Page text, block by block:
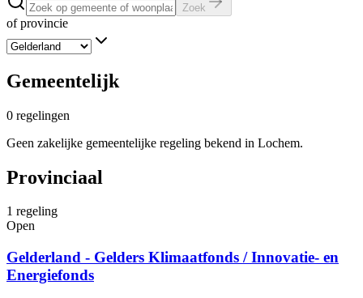
Zoek
of provincie
Gemeentelijk
0 regelingen
Geen zakelijke gemeentelijke regeling bekend in Lochem.
Provinciaal
1 regeling
Open
Gelderland - Gelders Klimaatfonds / Innovatie- en
Energiefonds